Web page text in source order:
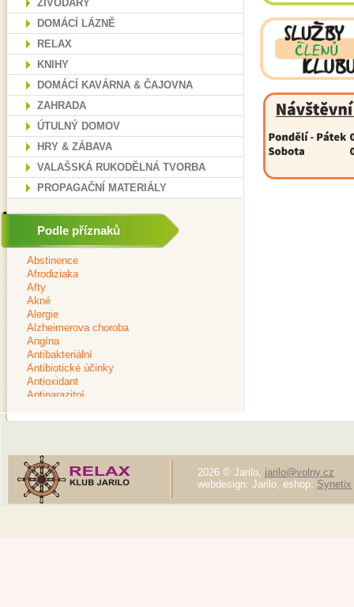
ŽIVODARY
DOMÁCÍ LÁZNĚ
RELAX
KNIHY
DOMÁCÍ KAVÁRNA & ČAJOVNA
ZAHRADA
ÚTULNÝ DOMOV
HRY & ZÁBAVA
VALAŠSKÁ RUKODĚLNÁ TVORBA
PROPAGAČNÍ MATERIÁLY
Podle příznaků
2026 © Jarilo, jarilo@volny.cz
webdesign: Jarilo, eshop: Synetix